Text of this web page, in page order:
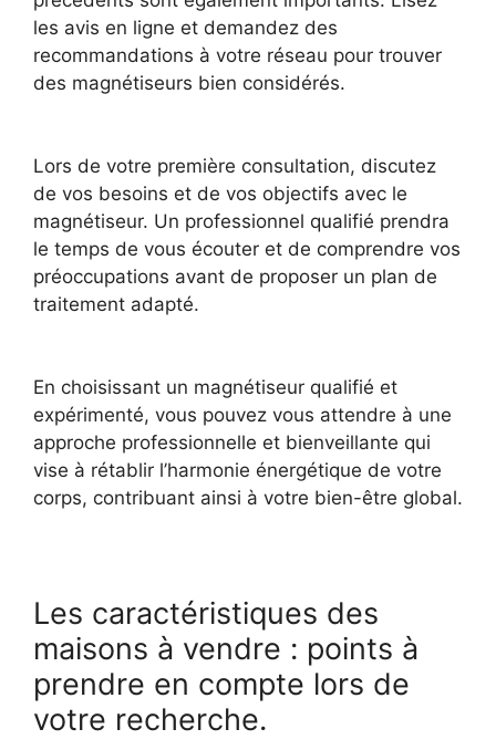
les avis en ligne et demandez des
recommandations à votre réseau pour trouver
des magnétiseurs bien considérés.
Lors de votre première consultation, discutez
de vos besoins et de vos objectifs avec le
magnétiseur. Un professionnel qualifié prendra
le temps de vous écouter et de comprendre vos
préoccupations avant de proposer un plan de
traitement adapté.
En choisissant un magnétiseur qualifié et
expérimenté, vous pouvez vous attendre à une
approche professionnelle et bienveillante qui
vise à rétablir l’harmonie énergétique de votre
corps, contribuant ainsi à votre bien-être global.
Les caractéristiques des
maisons à vendre : points à
prendre en compte lors de
votre recherche.